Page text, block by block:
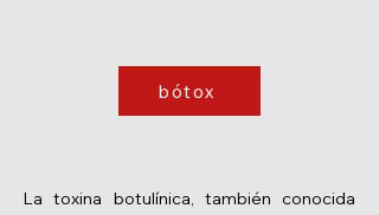
bótox
La toxina botulínica, también conocida